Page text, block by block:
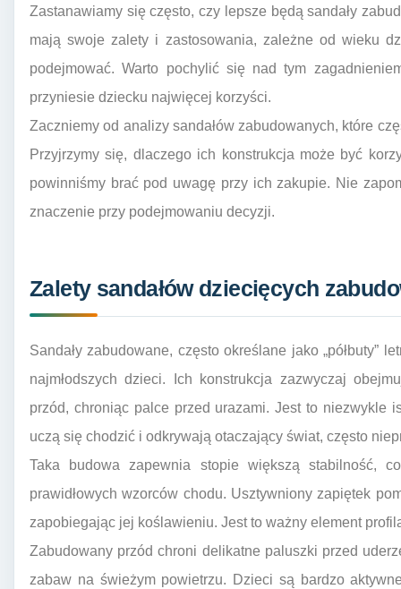
Zastanawiamy się często, czy lepsze będą sandały
mają swoje zalety i zastosowania, zależne od wieku
podejmować. Warto pochylić się nad tym
przyniesie dziecku najwięcej korzyści.
Zaczniemy od analizy sandałów zabudowanych, które
Przyjrzymy się, dlaczego ich konstrukcja może być
powinniśmy brać pod uwagę przy ich zakupie. Nie
znaczenie przy podejmowaniu decyzji.
Zalety sandałów dziecięcych
Sandały zabudowane, często określane jako „półbuty”
najmłodszych dzieci. Ich konstrukcja zazwyczaj
przód, chroniąc palce przed urazami. Jest to niezwykle
uczą się chodzić i odkrywają otaczający świat, często
Taka budowa zapewnia stopie większą stabilność,
prawidłowych wzorców chodu. Usztywniony zapiętek
zapobiegając jej koślawieniu. Jest to ważny element
Zabudowany przód chroni delikatne paluszki przed
zabaw na świeżym powietrzu. Dzieci są bardzo